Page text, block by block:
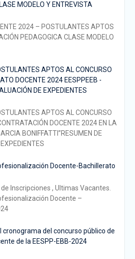
MODELO Y ENTREVISTA
2024 – POSTULANTES APTOS
PEDAGOGICA CLASE MODELO
APTOS AL CONCURSO
DOCENTE 2024 EESPPEEB -
DE EXPEDIENTES
APTOS AL CONCURSO
DOCENTE 2024 EN LA
BONIFFATTI”RESUMEN DE
Docente-Bachillerato
Inscripciones , Ultimas Vacantes.
Docente –
cronograma del concurso público de
de la EESPP-EBB-2024